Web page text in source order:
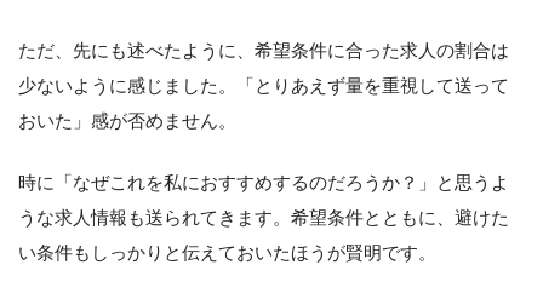
ただ、先にも述べたように、希望条件に合った求人の割合は
少ないように感じました。「とりあえず量を重視して送って
おいた」感が否めません。
時に「なぜこれを私におすすめするのだろうか？」と思うよ
うな求人情報も送られてきます。希望条件とともに、避けた
い条件もしっかりと伝えておいたほうが賢明です。